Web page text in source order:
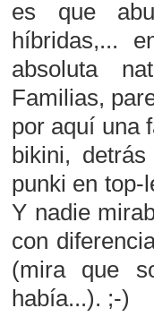
es que
híbridas,...
absoluta
Familias,
por aquí una
bikini,
punki en top-
Y nadie
con
(mira que
había...). ;-)